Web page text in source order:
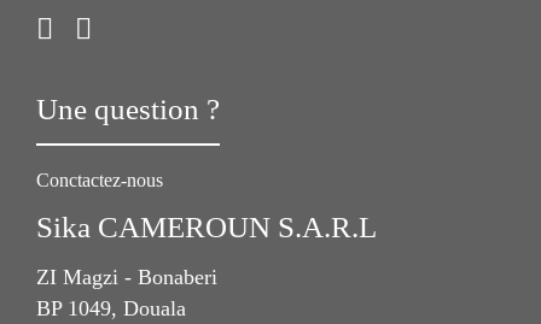
Une question ?
Conctactez-nous
Sika CAMEROUN S.A.R.L
ZI Magzi - Bonaberi
BP 1049, Douala